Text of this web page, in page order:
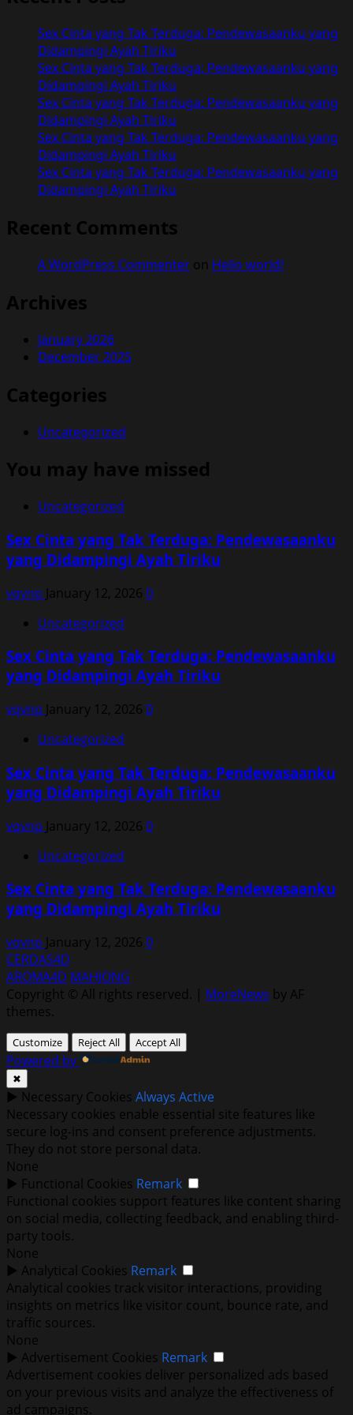
oleh
Istri
Bosku
Sex Cinta yang Tak Terduga: Pendewasaanku yang
Didampingi Ayah Tiriku
Sex Cinta yang Tak Terduga: Pendewasaanku yang
Didampingi Ayah Tiriku
Sex Cinta yang Tak Terduga: Pendewasaanku yang
Didampingi Ayah Tiriku
Sex Cinta yang Tak Terduga: Pendewasaanku yang
Didampingi Ayah Tiriku
Sex Cinta yang Tak Terduga: Pendewasaanku yang
Didampingi Ayah Tiriku
Recent Comments
A WordPress Commenter on Hello world!
Archives
January 2026
December 2025
Categories
Uncategorized
You may have missed
Uncategorized
Sex Cinta yang Tak Terduga: Pendewasaanku
yang Didampingi Ayah Tiriku
vqvnp January 12, 2026 0
Uncategorized
Sex Cinta yang Tak Terduga: Pendewasaanku
yang Didampingi Ayah Tiriku
vqvnp January 12, 2026 0
Uncategorized
Sex Cinta yang Tak Terduga: Pendewasaanku
yang Didampingi Ayah Tiriku
vqvnp January 12, 2026 0
Uncategorized
Sex Cinta yang Tak Terduga: Pendewasaanku
yang Didampingi Ayah Tiriku
vqvnp January 12, 2026 0
CERDAS4D
AROMA4D MAHJONG
Copyright © All rights reserved. | MoreNews by AF
themes.
Customize Reject All Accept All
Powered by
✖
► Necessary Cookies Always Active
Necessary cookies enable essential site features like
secure log-ins and consent preference adjustments.
They do not store personal data.
None
► Functional Cookies Remark
Functional cookies support features like content sharing
on social media, collecting feedback, and enabling third-
party tools.
None
► Analytical Cookies Remark
Analytical cookies track visitor interactions, providing
insights on metrics like visitor count, bounce rate, and
traffic sources.
None
► Advertisement Cookies Remark
Advertisement cookies deliver personalized ads based
on your previous visits and analyze the effectiveness of
ad campaigns.